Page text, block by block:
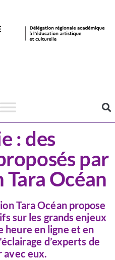
: des
par
Océan
Tara Océan propose
sur les grands enjeux
heure en ligne et en
d’experts de
avec eux.